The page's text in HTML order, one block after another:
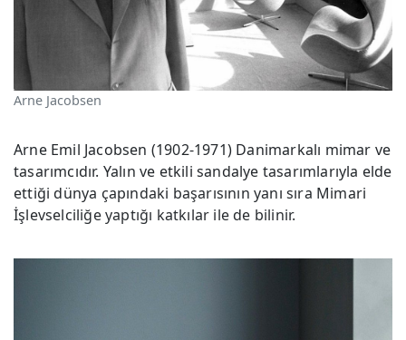
Arne Jacobsen
Arne Emil Jacobsen (1902-1971) Danimarkalı mimar ve
tasarımcıdır. Yalın ve etkili sandalye tasarımlarıyla elde
ettiği dünya çapındaki başarısının yanı sıra Mimari
İşlevselciliğe yaptığı katkılar ile de bilinir.